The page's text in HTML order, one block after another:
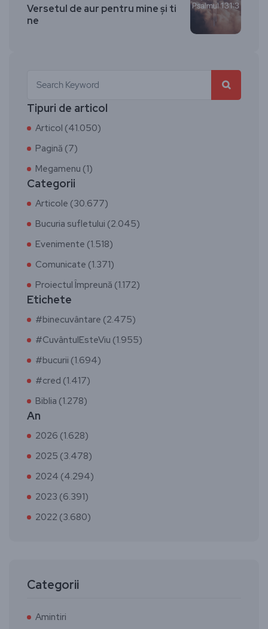
Versetul de aur pentru mine și ti
ne
Tipuri de articol
Articol (41.050)
Pagină (7)
Megamenu (1)
Categorii
Articole (30.677)
Bucuria sufletului (2.045)
Evenimente (1.518)
Comunicate (1.371)
Proiectul Împreună (1.172)
Etichete
#binecuvântare (2.475)
#CuvântulEsteViu (1.955)
#bucurii (1.694)
#cred (1.417)
Biblia (1.278)
An
2026 (1.628)
2025 (3.478)
2024 (4.294)
2023 (6.391)
2022 (3.680)
Categorii
Amintiri